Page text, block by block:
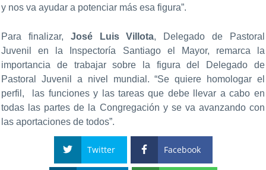
y nos va ayudar a potenciar más esa figura”.
Para finalizar, José Luis Villota, Delegado de Pastoral
Juvenil en la Inspectoría Santiago el Mayor, remarca la
importancia de trabajar sobre la figura del Delegado de
Pastoral Juvenil a nivel mundial. “Se quiere homologar el
perfil, las funciones y las tareas que debe llevar a cabo en
todas las partes de la Congregación y se va avanzando con
las aportaciones de todos”.
Twitter Facebook